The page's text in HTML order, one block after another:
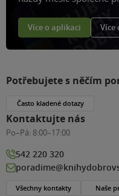
Více o aplikaci Více
Potřebujete s něčím
Často kladené dotazy
Kontaktujte nás
Po–Pá: 8:00–17:00
542 220 320
Všechny kontakty Naše